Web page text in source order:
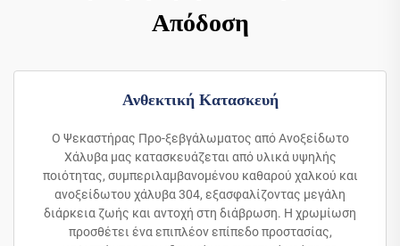
Απόδοση
Ανθεκτική Κατασκευή
Ο Ψεκαστήρας Προ-ξεβγάλωματος από Ανοξείδωτο
Χάλυβα μας κατασκευάζεται από υλικά υψηλής
ποιότητας, συμπεριλαμβανομένου καθαρού χαλκού και
ανοξείδωτου χάλυβα 304, εξασφαλίζοντας μεγάλη
διάρκεια ζωής και αντοχή στη διάβρωση. Η χρωμίωση
προσθέτει ένα επιπλέον επίπεδο προστασίας,